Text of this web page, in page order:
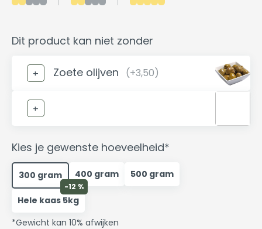
Dit product kan niet zonder
Zoete olijven (+3,50)
Kies je gewenste hoeveelheid*
300 gram 400 gram 500 gram
-12 %
Hele kaas 5kg
*Gewicht kan 10% afwijken